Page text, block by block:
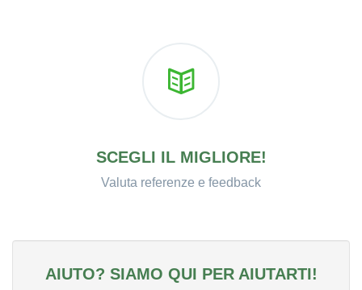
SCEGLI IL MIGLIORE!
Valuta referenze e feedback
AIUTO? SIAMO QUI PER AIUTARTI!